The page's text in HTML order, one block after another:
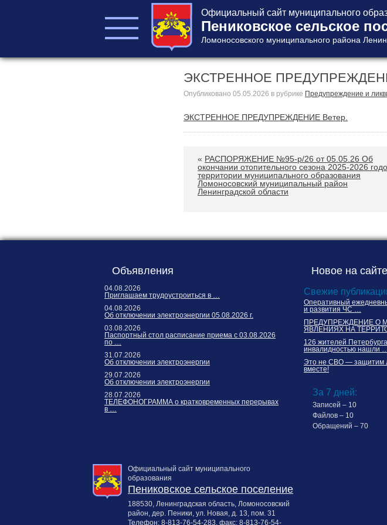
Официальный сайт муниципального
Пениковское сельское
Ломоносовского муниципального района
188530, Россия, Ленинградская
ЭКСТРЕННОЕ
Опубликовано 05.05.2026 в рубрике Предупреждение и
ЭКСТРЕННОЕ ПРЕДУПРЕЖДЕНИЕ Ветер.
« РАСПОРЯЖЕНИЕ №95-р/26 от 05.05.26 Об
окончании отопительного сезона 2025-2026
территории муниципального образования
Ломоносовский муниципальный район
Ленинградской области
Объявления
04.08.2026
Приглашаем трудоустроиться в …
04.08.2026
Об отключении электроэнергии 05.08.2026 г.
03.08.2026
Паспортный стол расписание приема с 03.08.2026
по …
31.07.2026
Об отключении электроэнергии
29.07.2026
Об отключении электроэнергии
28.07.2026
ТЕЛЕФОНОГРАММА о кратковременных перерывах
в …
Новое на сайте
Свежие
Оперативный
и развития ЧС …
ПРЕДУПРЕЖДЕНИЕ О
ЯВЛЕНИЯХ НА
126 жителей
инвалидностью нашли
Это не СВО — защитим
вместе!
За 7 дней:
Записей – 10
Файлов – 10
Обращений – 70
Официальный сайт муниципального
образования
Пениковское сельское поселение
188530, Ленинградская область, Ломоносовский
район, дер. Пеники, ул. Новая, д. 13, пом. 31
Телефон: 8-813-76-54-283, факс: 8-813-76-54-